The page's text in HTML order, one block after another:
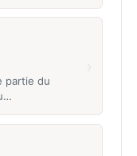
partie du